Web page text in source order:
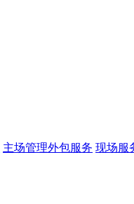
主场管理外包服务 现场服